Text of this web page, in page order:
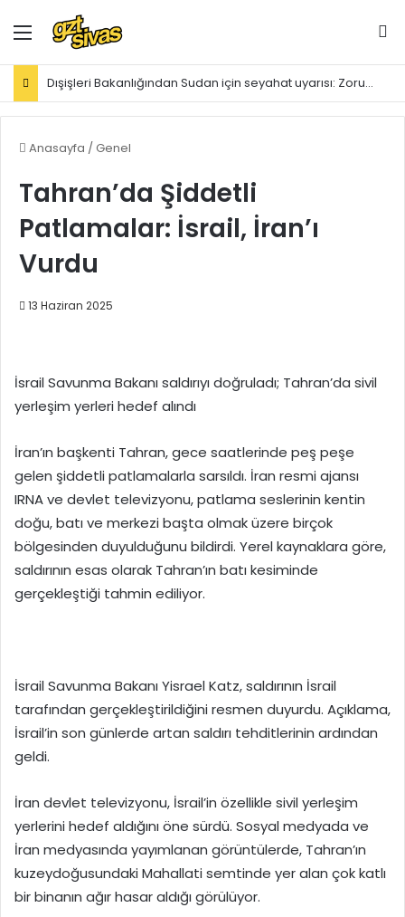
Menü
Dışişleri Bakanlığından Sudan için seyahat uyarısı: Zorunlu değilse gitmeyin
Anasayfa / Genel
Tahran’da Şiddetli
Patlamalar: İsrail, İran’ı
Vurdu
13 Haziran 2025
İsrail Savunma Bakanı saldırıyı doğruladı; Tahran’da sivil
yerleşim yerleri hedef alındı
İran’ın başkenti Tahran, gece saatlerinde peş peşe
gelen şiddetli patlamalarla sarsıldı. İran resmi ajansı
IRNA ve devlet televizyonu, patlama seslerinin kentin
doğu, batı ve merkezi başta olmak üzere birçok
bölgesinden duyulduğunu bildirdi. Yerel kaynaklara göre,
saldırının esas olarak Tahran’ın batı kesiminde
gerçekleştiği tahmin ediliyor.
İsrail Savunma Bakanı Yisrael Katz, saldırının İsrail
tarafından gerçekleştirildiğini resmen duyurdu. Açıklama,
İsrail’in son günlerde artan saldırı tehditlerinin ardından
geldi.
İran devlet televizyonu, İsrail’in özellikle sivil yerleşim
yerlerini hedef aldığını öne sürdü. Sosyal medyada ve
İran medyasında yayımlanan görüntülerde, Tahran’ın
kuzeydoğusundaki Mahallati semtinde yer alan çok katlı
bir binanın ağır hasar aldığı görülüyor.